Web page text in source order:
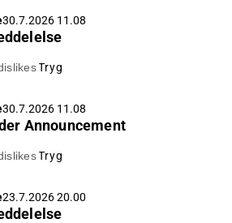
30.7.2026 11.08
Tryg
30.7.2026 11.08
Announcement
Tryg
23.7.2026 20.00